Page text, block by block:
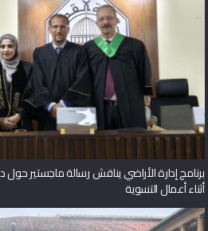
برنامج إدارة الأراضي يناقش رسالة ماجستير حول
أثناء أعمال التسوية